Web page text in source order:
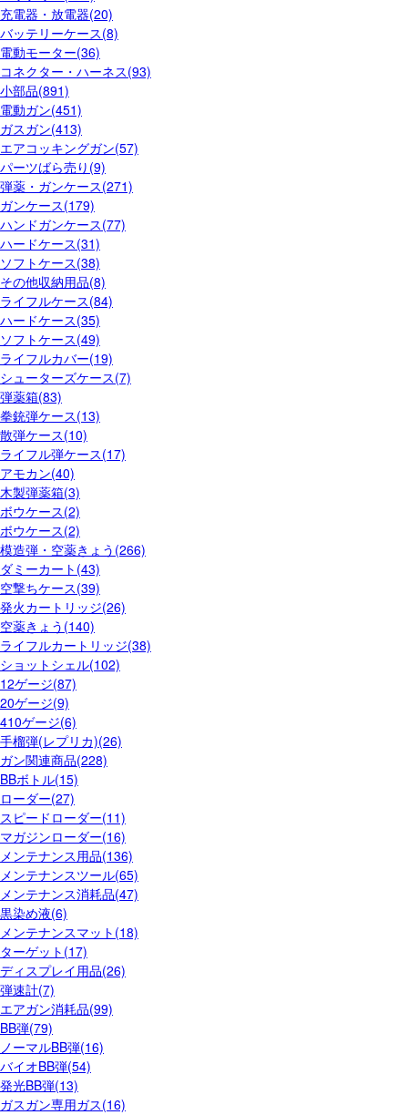
充電器・放電器(20)
バッテリーケース(8)
電動モーター(36)
コネクター・ハーネス(93)
小部品(891)
電動ガン(451)
ガスガン(413)
エアコッキングガン(57)
パーツばら売り(9)
弾薬・ガンケース(271)
ガンケース(179)
ハンドガンケース(77)
ハードケース(31)
ソフトケース(38)
その他収納用品(8)
ライフルケース(84)
ハードケース(35)
ソフトケース(49)
ライフルカバー(19)
シューターズケース(7)
弾薬箱(83)
拳銃弾ケース(13)
散弾ケース(10)
ライフル弾ケース(17)
アモカン(40)
木製弾薬箱(3)
ボウケース(2)
ボウケース(2)
模造弾・空薬きょう(266)
ダミーカート(43)
空撃ちケース(39)
発火カートリッジ(26)
空薬きょう(140)
ライフルカートリッジ(38)
ショットシェル(102)
12ゲージ(87)
20ゲージ(9)
410ゲージ(6)
手榴弾(レプリカ)(26)
ガン関連商品(228)
BBボトル(15)
ローダー(27)
スピードローダー(11)
マガジンローダー(16)
メンテナンス用品(136)
メンテナンスツール(65)
メンテナンス消耗品(47)
黒染め液(6)
メンテナンスマット(18)
ターゲット(17)
ディスプレイ用品(26)
弾速計(7)
エアガン消耗品(99)
BB弾(79)
ノーマルBB弾(16)
バイオBB弾(54)
発光BB弾(13)
ガスガン専用ガス(16)